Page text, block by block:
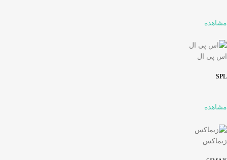
مشاهده
اس پی ال
SPL
مشاهده
زیماکس